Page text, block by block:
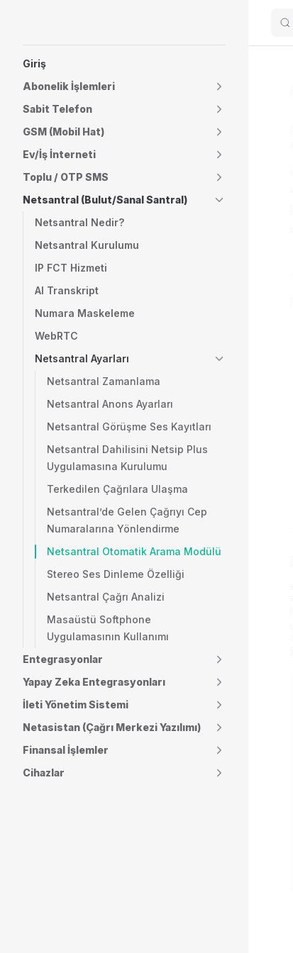
Giriş
Abonelik İşlemleri
Sabit Telefon
GSM (Mobil Hat)
Ev/İş İnterneti
Toplu / OTP SMS
Netsantral (Bulut/Sanal Santral)
Netsantral Nedir?
Netsantral Kurulumu
IP FCT Hizmeti
AI Transkript
Numara Maskeleme
WebRTC
Netsantral Ayarları
Netsantral Zamanlama
Netsantral Anons Ayarları
Netsantral Görüşme Ses Kayıtları
Netsantral Dahilisini Netsip Plus
Uygulamasına Kurulumu
Terkedilen Çağrılara Ulaşma
Netsantral’de Gelen Çağrıyı Cep
Numaralarına Yönlendirme
Netsantral Otomatik Arama Modülü
Stereo Ses Dinleme Özelliği
Netsantral Çağrı Analizi
Masaüstü Softphone
Uygulamasının Kullanımı
Entegrasyonlar
Yapay Zeka Entegrasyonları
İleti Yönetim Sistemi
Netasistan (Çağrı Merkezi Yazılımı)
Finansal İşlemler
Cihazlar